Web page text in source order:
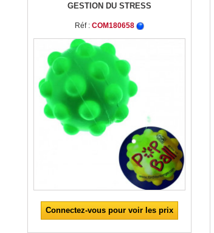
GESTION DU STRESS
Réf : COM180658
Connectez-vous pour voir les prix